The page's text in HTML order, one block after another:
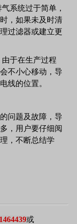
系统过于简单，
，如果未及时清
过滤器或建立更
于在生产过程
不小心移动，导
线的位置。
问题及故障，导
，用户要仔细阅
，不断总结学
或